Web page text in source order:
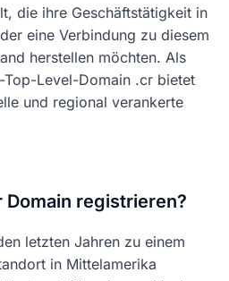
die ihre Geschäftstätigkeit in
eine Verbindung zu diesem
herstellen möchten. Als
Top-Level-Domain .cr bietet
und regional verankerte
Domain registrieren?
letzten Jahren zu einem
in Mittelamerika